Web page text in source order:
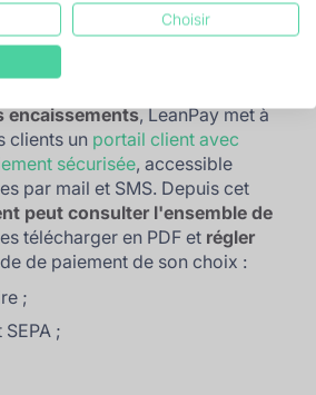
de vos
encaissements, LeanPay met à
clients un portail client avec
sécurisée, accessible
par mail et SMS. Depuis cet
peut consulter l'ensemble de
télécharger en PDF et régler
de paiement de son choix :
;
;
Choisir